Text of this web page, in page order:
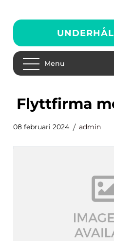
Menu
flyttfirma
08 februari 2024 admin